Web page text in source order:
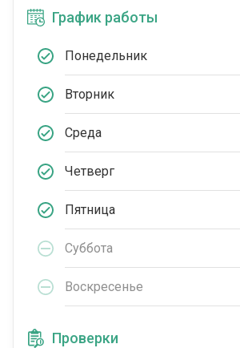
График работы
Понедельник
Вторник
Среда
Четверг
Пятница
Суббота
Воскресенье
Проверки